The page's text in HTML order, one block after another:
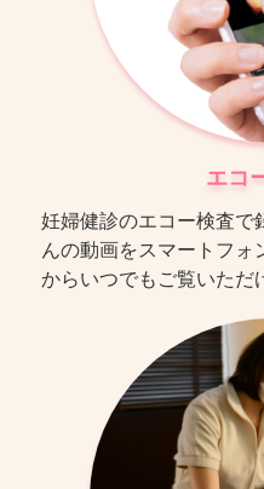
エコ
妊婦健診のエコー検査で
んの動画をスマートフォ
からいつでもご覧いただ